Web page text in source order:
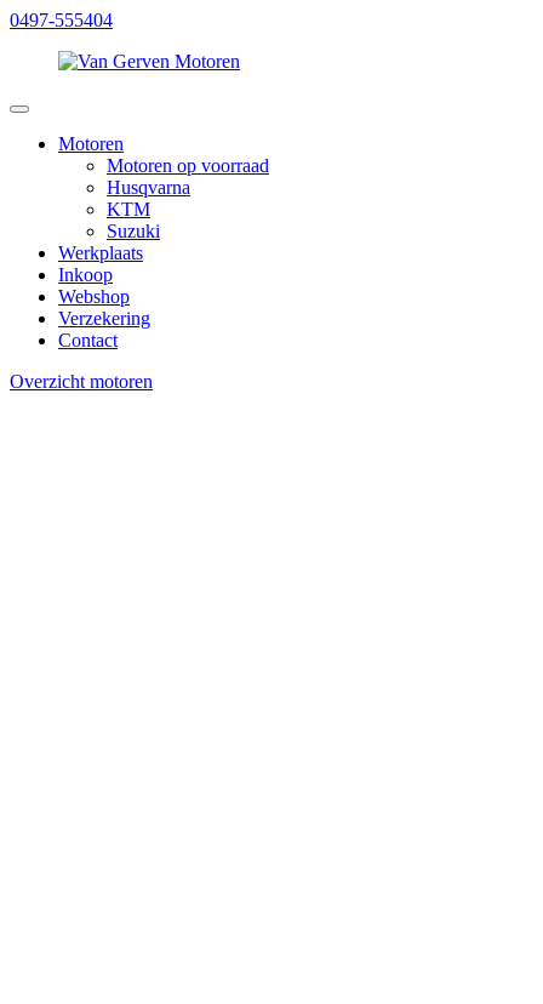
0497-555404
Motoren
Motoren op voorraad
Husqvarna
KTM
Suzuki
Werkplaats
Inkoop
Webshop
Verzekering
Contact
Overzicht motoren